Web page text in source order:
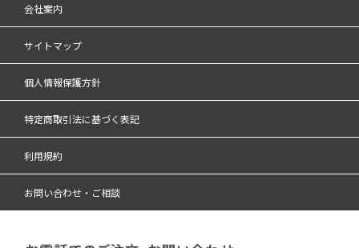
会社案内
サイトマップ
個人情報保護方針
特定商取引法に基づく表記
利用規約
お問い合わせ・ご相談